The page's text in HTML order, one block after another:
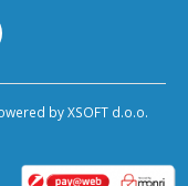
by XSOFT d.o.o.